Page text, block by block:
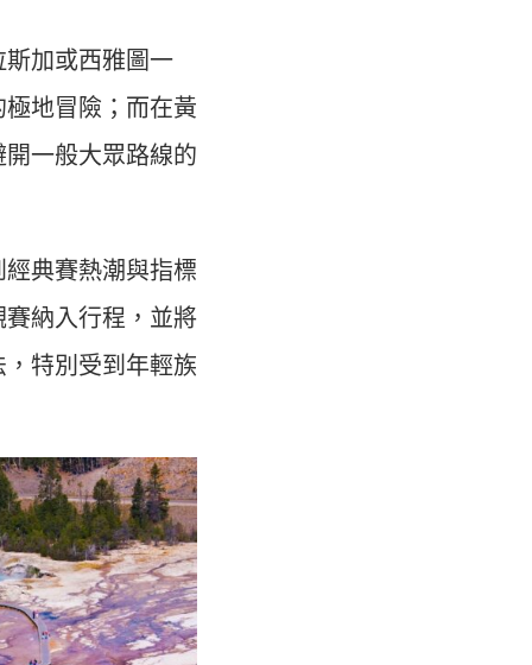
加或西雅圖一
地冒險；而在黃
一般大眾路線的
典賽熱潮與指標
納入行程，並將
特別受到年輕族